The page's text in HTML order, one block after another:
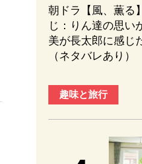
朝ドラ【風、薫る
じ：​りん達の思
美が長太郎に感じ
（ネタバレあり）
趣味と旅行